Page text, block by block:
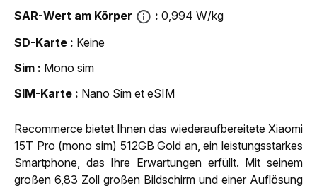
SAR-Wert am Körper
0,994 W/kg
SD-Karte
Keine
Sim
Mono sim
SIM-Karte
Nano Sim et eSIM
Recommerce bietet Ihnen das wiederaufbereitete Xiaomi
15T Pro (mono sim) 512GB Gold an, ein leistungsstarkes
Smartphone, das Ihre Erwartungen erfüllt. Mit seinem
großen 6,83 Zoll großen Bildschirm und einer Auflösung